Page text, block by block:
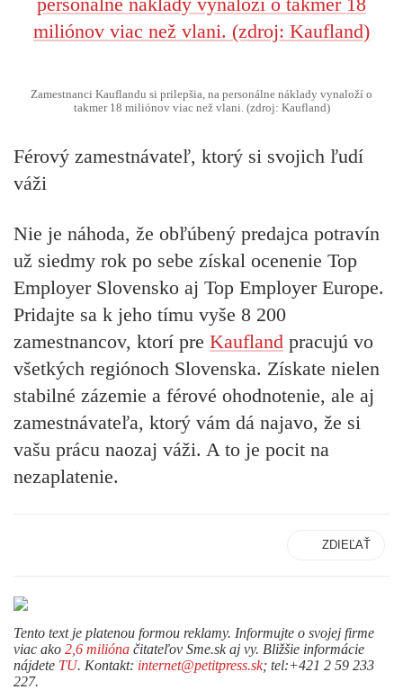
Zamestnanci Kauflandu si prilepšia, na personálne náklady vynaloží o
takmer 18 miliónov viac než vlani. (zdroj: Kaufland)
Férový zamestnávateľ, ktorý si svojich ľudí
váži
Nie je náhoda, že obľúbený predajca potravín
už siedmy rok po sebe získal ocenenie Top
Employer Slovensko aj Top Employer Europe.
Pridajte sa k jeho tímu vyše 8 200
zamestnancov, ktorí pre Kaufland pracujú vo
všetkých regiónoch Slovenska. Získate nielen
stabilné zázemie a férové ohodnotenie, ale aj
zamestnávateľa, ktorý vám dá najavo, že si
vašu prácu naozaj váži. A to je pocit na
nezaplatenie.
ZDIEĽAŤ
Tento text je platenou formou reklamy. Informujte o svojej firme
viac ako 2,6 milióna čitateľov Sme.sk aj vy. Bližšie informácie
nájdete TU. Kontakt: internet@petitpress.sk; tel:+421 2 59 233
227.